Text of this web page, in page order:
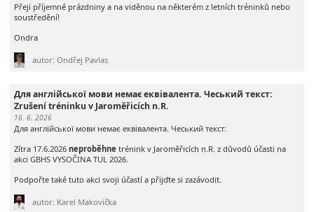
Přeji příjemné prázdniny a na viděnou na některém z letních tréninků nebo
soustředění!
Ondra
autor: Ondřej Pavlas
Для англійської мови немає еквівалента. Чеський текст:
Zrušení tréninku v Jaroměřicích n.R.
16. 6. 2026
Для англійської мови немає еквівалента. Чеський текст:
Zítra 17.6.2026 neproběhnetrénink v Jaroměřicích n.R. z důvodů účasti na
akci GBHS VYSOČINA TUL 2026.
Podpořte také tuto akci svoji účastí a přijďte si zazávodit.
autor: Karel Makovička